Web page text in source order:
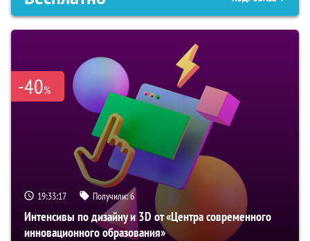
-40%
19:33:16 Получили:6
Интенсивы по дизайну и 3D от «Центра современного
инновационного образования»